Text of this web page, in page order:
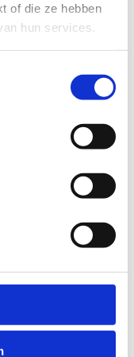
of die ze hebben
hun services.